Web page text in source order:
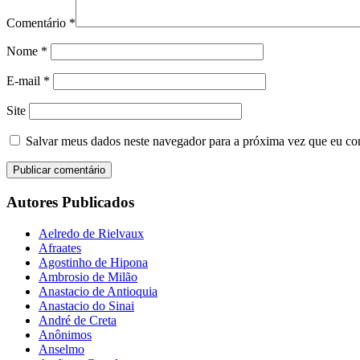
Comentário *
Nome *
E-mail *
Site
Salvar meus dados neste navegador para a próxima vez que eu
Autores Publicados
Aelredo de Rielvaux
Afraates
Agostinho de Hipona
Ambrosio de Milão
Anastacio de Antioquia
Anastacio do Sinai
André de Creta
Anônimos
Anselmo